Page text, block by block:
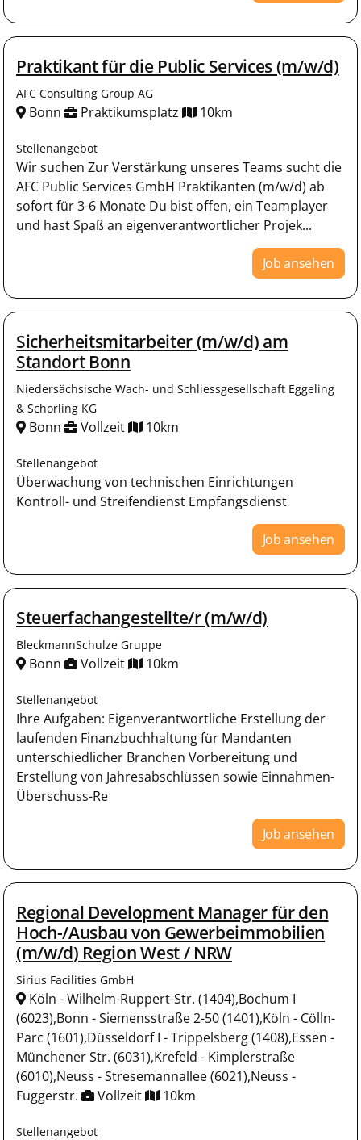
Praktikant für die Public Services (m/w/d)
AFC Consulting Group AG
Bonn Praktikumsplatz 10km
Stellenangebot
Wir suchen Zur Verstärkung unseres Teams sucht die
AFC Public Services GmbH Praktikanten (m/w/d) ab
sofort für 3-6 Monate Du bist offen, ein Teamplayer
und hast Spaß an eigenverantwortlicher Projek...
Job ansehen
Sicherheitsmitarbeiter (m/w/d) am
Standort Bonn
Niedersächsische Wach- und Schliessgesellschaft Eggeling
& Schorling KG
Bonn Vollzeit 10km
Stellenangebot
Überwachung von technischen Einrichtungen
Kontroll- und Streifendienst Empfangsdienst
Job ansehen
Steuerfachangestellte/r (m/w/d)
BleckmannSchulze Gruppe
Bonn Vollzeit 10km
Stellenangebot
Ihre Aufgaben: Eigenverantwortliche Erstellung der
laufenden Finanzbuchhaltung für Mandanten
unterschiedlicher Branchen Vorbereitung und
Erstellung von Jahresabschlüssen sowie Einnahmen-
Überschuss-Re
Job ansehen
Regional Development Manager für den
Hoch-/Ausbau von Gewerbeimmobilien
(m/w/d) Region West / NRW
Sirius Facilities GmbH
Köln - Wilhelm-Ruppert-Str. (1404),Bochum I
(6023),Bonn - Siemensstraße 2-50 (1401),Köln - Cölln-
Parc (1601),Düsseldorf I - Trippelsberg (1408),Essen -
Münchener Str. (6031),Krefeld - Kimplerstraße
(6010),Neuss - Stresemannallee (6021),Neuss -
Fuggerstr.
Vollzeit 10km
Stellenangebot